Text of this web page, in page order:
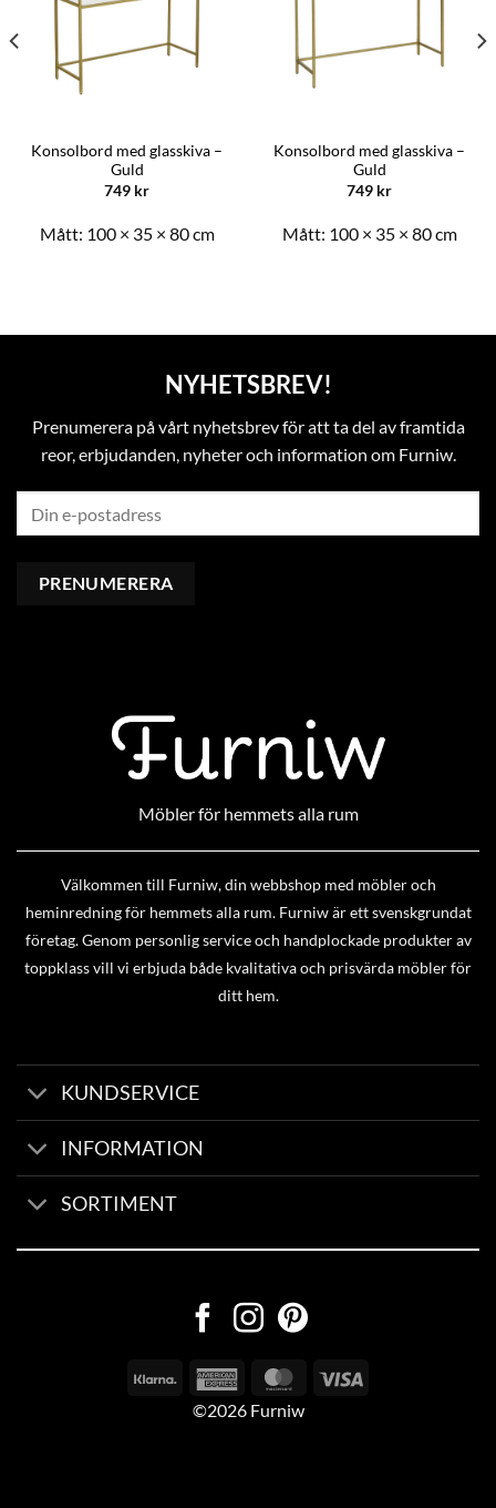
Konsolbord med glasskiva –
Guld
749 kr
Mått: 100 × 35 × 80 cm
Konsolbord med glasskiva –
Guld
749 kr
Mått: 100 × 35 × 80 cm
NYHETSBREV!
Prenumerera på vårt nyhetsbrev för att ta del av framtida
reor, erbjudanden, nyheter och information om Furniw.
Möbler för hemmets alla rum
Välkommen till Furniw, din webbshop med möbler och
heminredning för hemmets alla rum. Furniw är ett svenskgrundat
företag. Genom personlig service och handplockade produkter av
toppklass vill vi erbjuda både kvalitativa och prisvärda möbler för
ditt hem.
KUNDSERVICE
INFORMATION
SORTIMENT
©2026 Furniw